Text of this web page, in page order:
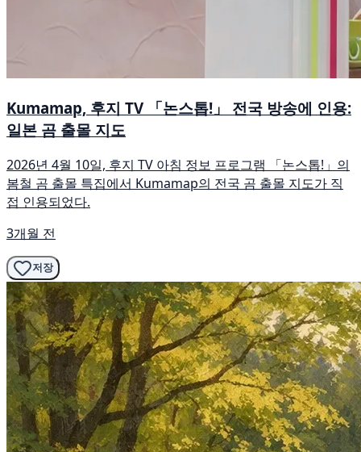
Kumamap, 후지 TV 「논스톱!」 전국 방송에 인용:
일본 곰 출몰 지도
2026년 4월 10일, 후지 TV 아침 정보 프로그램 「논스톱!」의
봄철 곰 출몰 특집에서 Kumamap의 전국 곰 출몰 지도가 직
접 인용되었다.
3개월 전
저장